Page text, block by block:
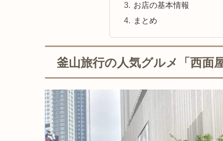
お店の基本情報
まとめ
釜山旅行の人気グルメ「西面